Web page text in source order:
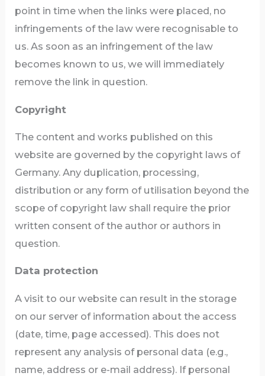
point in time when the links were placed, no
infringements of the law were recognisable to
us. As soon as an infringement of the law
becomes known to us, we will immediately
remove the link in question.
Copyright
The content and works published on this
website are governed by the copyright laws of
Germany. Any duplication, processing,
distribution or any form of utilisation beyond the
scope of copyright law shall require the prior
written consent of the author or authors in
question.
Data protection
A visit to our website can result in the storage
on our server of information about the access
(date, time, page accessed). This does not
represent any analysis of personal data (e.g.,
name, address or e-mail address). If personal